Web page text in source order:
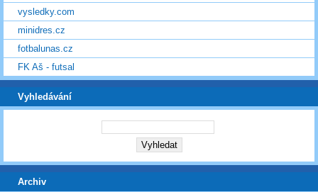
vysledky.com
minidres.cz
fotbalunas.cz
FK Aš - futsal
Vyhledávání
Archiv